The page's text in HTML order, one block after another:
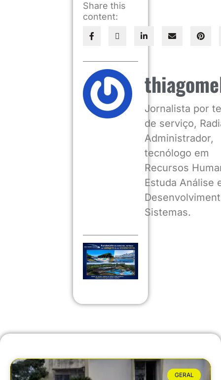
Share this
content:
Jornalista por
de serviço,
Administrador,
tecnólogo em
Recursos
Estuda Análise
Sistemas.
GERAL